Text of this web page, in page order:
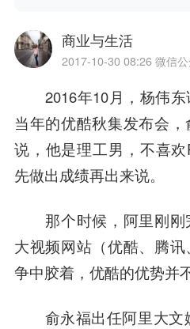
商业与生活
2017-10-30 08:26 微信
2016年10月，杨伟东
当年的优酷秋集发布会
说，他是理工男，不喜
先做出成绩再出来说。
那个时候，阿里刚刚
大视频网站（优酷、腾讯、
争中胶着，优酷的优势并
俞永福出任阿里大文